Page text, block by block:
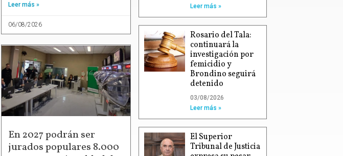
Leer más »
06/08/2026
En 2027 podrán ser
jurados populares 8.000
Leer más »
Rosario del Tala:
continuará la
investigación por
femicidio y
Brondino seguirá
detenido
03/08/2026
Leer más »
El Superior
Tribunal de Justicia